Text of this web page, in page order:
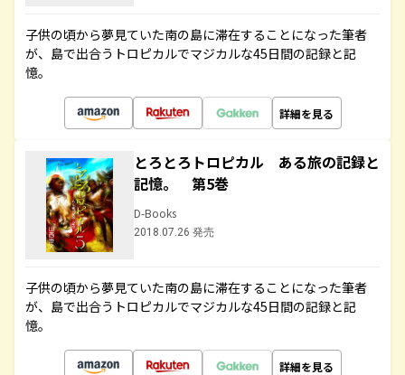
子供の頃から夢見ていた南の島に滞在することになった筆者
が、島で出合うトロピカルでマジカルな45日間の記録と記
憶。
詳細を見る
とろとろトロピカル ある旅の記録と
記憶。 第5巻
D-Books
2018.07.26 発売
子供の頃から夢見ていた南の島に滞在することになった筆者
が、島で出合うトロピカルでマジカルな45日間の記録と記
憶。
詳細を見る